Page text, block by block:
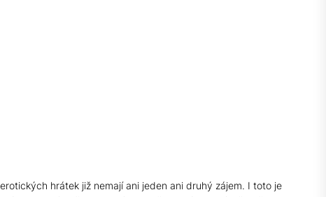
hrátek již nemají ani jeden ani druhý zájem. I toto je